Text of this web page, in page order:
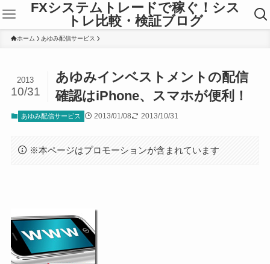
FXシステムトレードで稼ぐ！シス
トレ比較・検証ブログ
ホーム あゆみ配信サービス
あゆみインベストメントの配信
確認はiPhone、スマホが便利！
2013
10/31
あゆみ配信サービス 2013/01/08 2013/10/31
※本ページはプロモーションが含まれています